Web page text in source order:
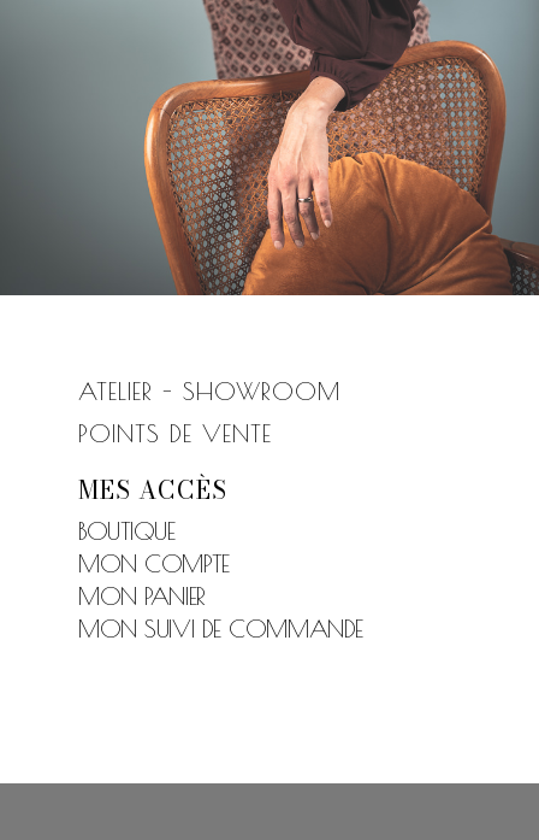
ATELIER - SHOWROOM
POINTS DE VENTE
MES ACCÈS
BOUTIQUE
MON COMPTE
MON PANIER
MON SUIVI DE COMMANDE